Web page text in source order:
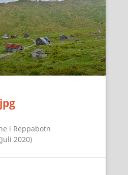
i Reppabotn
2020)